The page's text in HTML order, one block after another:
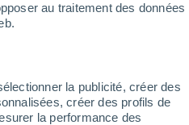
au traitement des données
la publicité, créer des
créer des profils de
la performance des